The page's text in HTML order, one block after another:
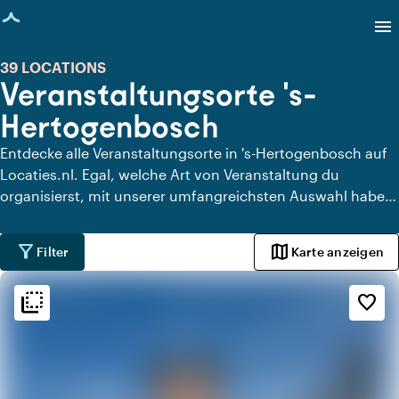
geladen
menu
Veranstaltungsorte 's-
Hertogenbosch
39 LOCATIONS
Entdecke alle Veranstaltungsorte in 's-Hertogenbosch auf
Locaties.nl. Egal, welche Art von Veranstaltung du
organisierst, mit unserer umfangreichsten Auswahl haben
Hertogenbosch.
filter_alt Filter map Karte anzeigen
flip_to_back favorite_border
flip_to_back Ambiente und Ästhetik
info
Industriell